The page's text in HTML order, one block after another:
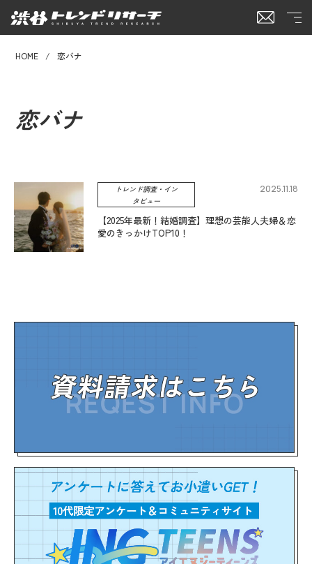
HOME 恋バナ
恋バナ
トレンド調査・イン
タビュー
2025.11.18
【2025年最新！結婚調査】理想の芸能人夫婦＆恋
愛のきっかけTOP10！